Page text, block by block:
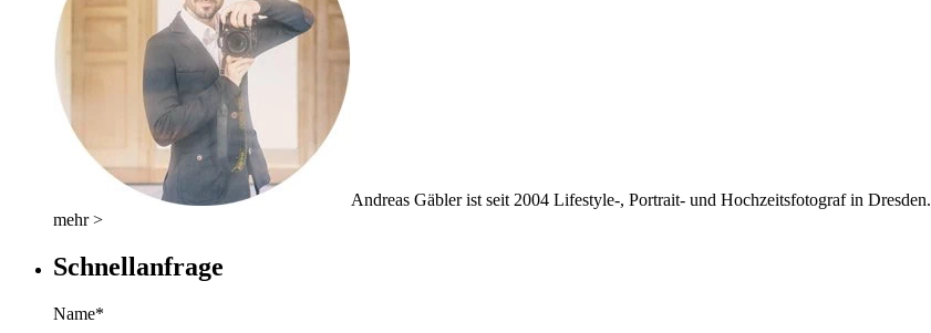
Andreas Gäbler ist seit 2004 Lifestyle-, Portrait- und Hochzeitsfotograf in Dresden.
mehr >
Schnellanfrage
Name*